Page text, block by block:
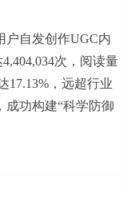
户自发创作UGC内
次，阅读量
17.13%，远超行业
成功构建“科学防御